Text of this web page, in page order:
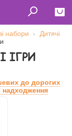
набори
Дитячі
ІГРИ
до дорогих
надходження